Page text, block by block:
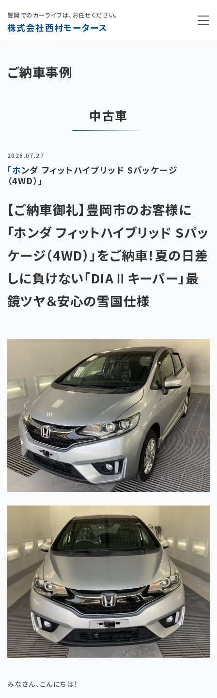
株式会社西村モータース
豊岡でのカーライフは、お任せください。
ご納車事例
中古車
2026.07.27
「ホンダ フィットハイブリッド Sパッケージ
（4WD）」
【ご納車御礼】豊岡市のお客様に
「ホンダ フィットハイブリッド Sパッ
ケージ（4WD）」をご納車！夏の日差
しに負けない「DIAⅡキーパー」最
鏡ツヤ＆安心の雪国仕様
みなさん、こんにちは！